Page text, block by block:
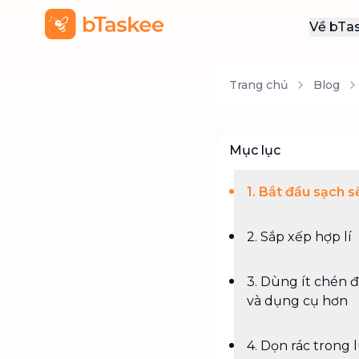
Về
Trang chủ Blog
Mục lục
1. Bắt đầu sạch
2. Sắp xếp hợp lí
3. Dùng ít chén
và dụng cụ hơn
4. Dọn rác trong